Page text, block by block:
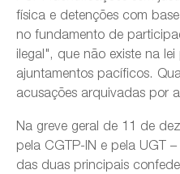
física e detenções com base
no fundamento de
ilegal", que não existe na
ajuntamentos pacíficos.
acusações arquivadas por
Na greve geral de 11 de
pela CGTP-IN e pela UGT
das duas principais